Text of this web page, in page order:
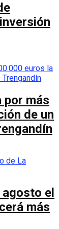
por más
de un
el
más